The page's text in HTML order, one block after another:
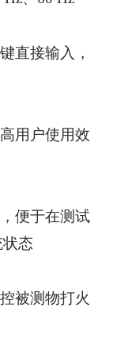
直接输入，
用户使用效
便于在测试
态
被测物打火